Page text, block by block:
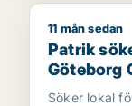
Patrik
11 mån sedan
Patrik
Göteborg
Söker lokal